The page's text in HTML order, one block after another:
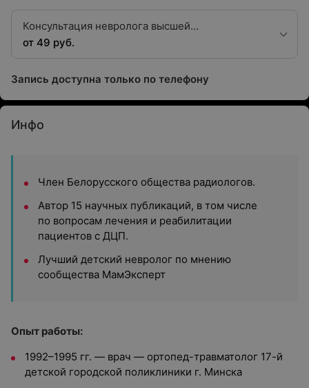
Консультация невролога высшей
квалификационной категории
от 49 руб.
Запись доступна только по телефону
Инфо
Член Белорусского общества радиологов.
Автор 15 научных публикаций, в том числе
по вопросам лечения и реабилитации
пациентов с ДЦП.
Лучший детский невролог по мнению
сообщества МамЭксперт
Опыт работы:
1992–1995 гг. — врач — ортопед-травматолог 17-й
детской городской поликлиники г. Минска